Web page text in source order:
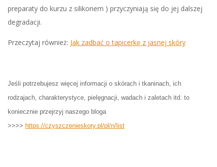
preparaty do kurzu z silikonem ) przyczyniają się do jej dalszej
degradacji.
Przeczytaj również: Jak zadbać o tapicerkę z jasnej skóry
Jeśli potrzebujesz więcej informacji o skórach i tkaninach, ich
rodzajach, charakterystyce, pielęgnacji, wadach i zaletach itd. to
koniecznie przejrzyj naszego bloga
>>>> https://czyszczenieskory.pl/pl/n/list